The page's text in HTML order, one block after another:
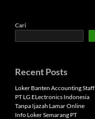
Cari
Recent Posts
Loker Banten Accounting Staff
PT LG ELectronics Indonesia
Tanpa Ijazah Lamar Online
Info Loker Semarang PT